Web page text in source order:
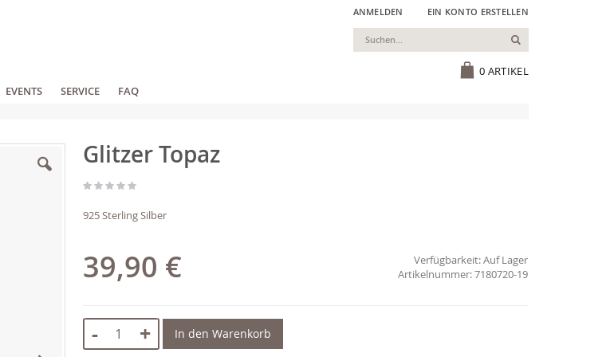
ANMELDEN EIN KONTO ERSTELLEN
0 ARTIKEL
Suchen
EVENTS SERVICE FAQ
Glitzer Topaz
925 Sterling Silber
39,90 € Verfügbarkeit:Auf Lager
7180720-19
- + In den Warenkorb